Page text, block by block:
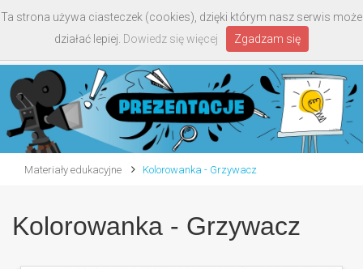
Materiały edukacyjne Kolorowanka - Grzywacz
Kolorowanka - Grzywacz
Ta strona używa ciasteczek (cookies), dzięki którym nasz serwis może
działać lepiej. Dowiedz się więcej Zgadzam się